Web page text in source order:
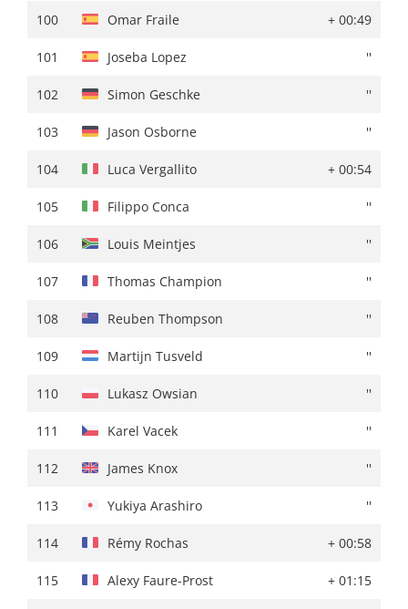
100 Omar Fraile + 00:49
101 Joseba Lopez ''
102 Simon Geschke ''
103 Jason Osborne ''
104 Luca Vergallito + 00:54
105 Filippo Conca ''
106 Louis Meintjes ''
107 Thomas Champion ''
108 Reuben Thompson ''
109 Martijn Tusveld ''
110 Lukasz Owsian ''
111 Karel Vacek ''
112 James Knox ''
113 Yukiya Arashiro ''
114 Rémy Rochas + 00:58
115 Alexy Faure-Prost + 01:15
100 Matteo Badilatti + 02:00
101 Tom Paquot ''
102 Emils Liepins + 02:01
103 Eric Fagundez + 02:02
104 Xabier Berasategi + 02:04
105 Luca Vergallito + 02:06
106 James Knox + 02:09
107 Thomas Champion + 02:10
108 Jose Manuel Diaz + 02:13
109 Nikias Arndt + 02:14
110 Igor Chzhan + 02:15
111 Mauro Schmid ''
112 Johan Price-Pejtersen + 02:18
113 Fabio Felline ''
114 Yukiya Arashiro + 02:21
115 Louis Meintjes + 02:22